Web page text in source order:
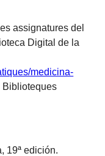
assignatures del
Digital de la
medicina-
Biblioteques
19ª edición.